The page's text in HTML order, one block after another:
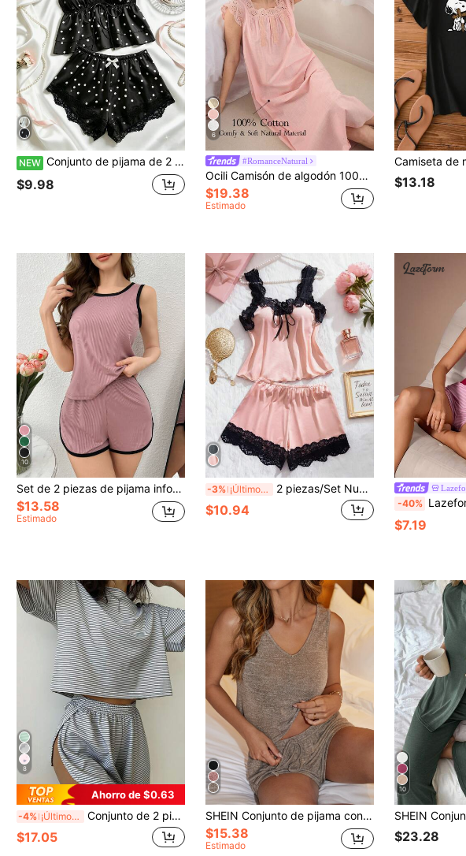
NEW Conjunto de pijama de 2 piezas para mujer, top halter con cuello en V de encaje y shorts con patchwork de encaje, decoración de lazo en la cintura, ropa de estar en casa cómoda, suave y linda para mujer
$9.98
6
#RomanceNatural
Ocili Camisón de algodón 100% suave y cómodo con volantes y lazo, vestido de pijama para mujer
$19.38
Estimado
$13.18
10
Set de 2 piezas de pijama informal de mujer con top de tirantes y pantalones cortos con ribete de contraste, conjunto de ropa de estar por casa para la temporada de vacaciones
$13.58
Estimado
-3% ¡Últimos 3 días 2 piezas/Set Nuevo Conjunto de Lencería Sexy para Mujer con Contraste de Color, Top con Volantes de Encaje y Bragas con Patchwork de Encaje, Conjunto de Ropa Interior Sexy Cómoda para Dormir, Noche de Cita
$10.94 -40% Lazeform Conjunto de ropa de estar en casa con
$7.19
8
Ahorro de $0.63
-4% ¡Últimos 3 días Conjunto de 2 piezas de top de punto a rayas con corte holgado y abertura lateral y pantalones cortos, conjunto de ropa de casa casual, adecuado para uso doméstico, conjunto de dos piezas, cómodo
$17.05
SHEIN Conjunto de pijama con top de cuello en V jaspeado y shorts con nudo delantero
$15.38
Estimado
10
$23.28